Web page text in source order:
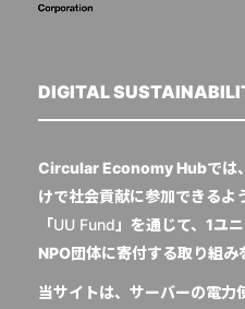
DIGITAL
Circular Economy Hubでは
けで社会貢献に参加できるよ
「UU Fund 」を通じて、1ユ
NPO団体に寄付する取り組み
当サイトは、サーバーの電力